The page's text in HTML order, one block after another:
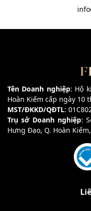
Tên Doanh nghiệp: Hộ
Hoàn Kiếm cấp ngày 10
MST/ĐKKD/QĐTL:
Trụ sở Doanh nghiệp:
Hưng Đạo, Q. Hoàn